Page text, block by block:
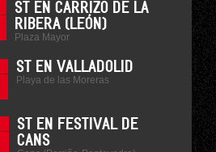
ST EN CARRIZO DE LA
RIBERA (LEÓN)
Plaza Mayor
ST EN VALLADOLID
Playa de las Moreras
ST EN FESTIVAL DE
CANS